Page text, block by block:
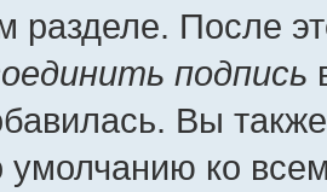
разделе. После
подпись
Вы
умолчанию ко